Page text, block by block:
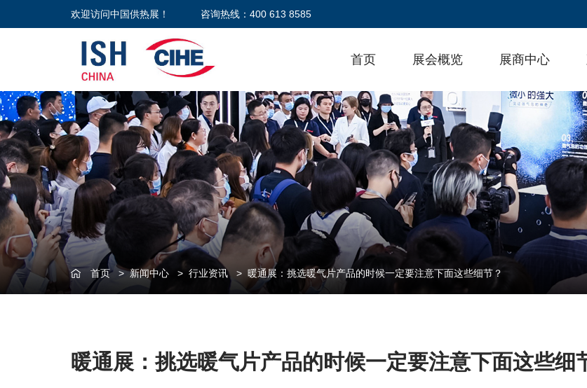
欢迎访问中国供热展！ 咨询热线：400 613 8585
首页 展会概览 展商中心
首页>新闻中心> 行业资讯> 暖通展：挑选暖气片产品的时候一定要注意下面这些细节？
暖通展：挑选暖气片产品的时候一定要注意下面这些细